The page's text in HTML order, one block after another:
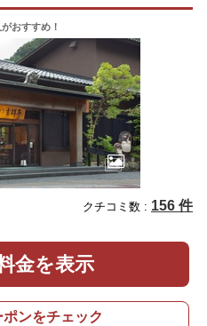
がおすすめ！
クチコミ数 : 156 件
金を表示
ンをチェック